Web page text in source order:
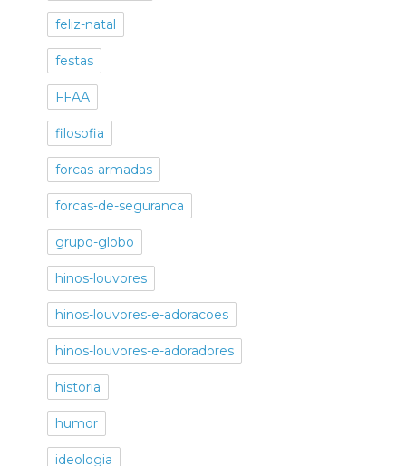
feliz-natal
festas
FFAA
filosofia
forcas-armadas
forcas-de-seguranca
grupo-globo
hinos-louvores
hinos-louvores-e-adoracoes
hinos-louvores-e-adoradores
historia
humor
ideologia